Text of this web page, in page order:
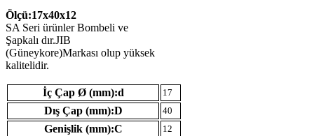
Ölçü:17x40x12
SA Seri ürünler Bombeli ve
Şapkalı dır.JIB
(Güneykore)Markası olup yüksek
kalitelidir.
İç Çap Ø (mm):d 17
Dış Çap (mm):D 40
Genişlik (mm):C 12